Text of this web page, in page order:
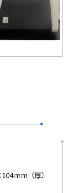
（厚）